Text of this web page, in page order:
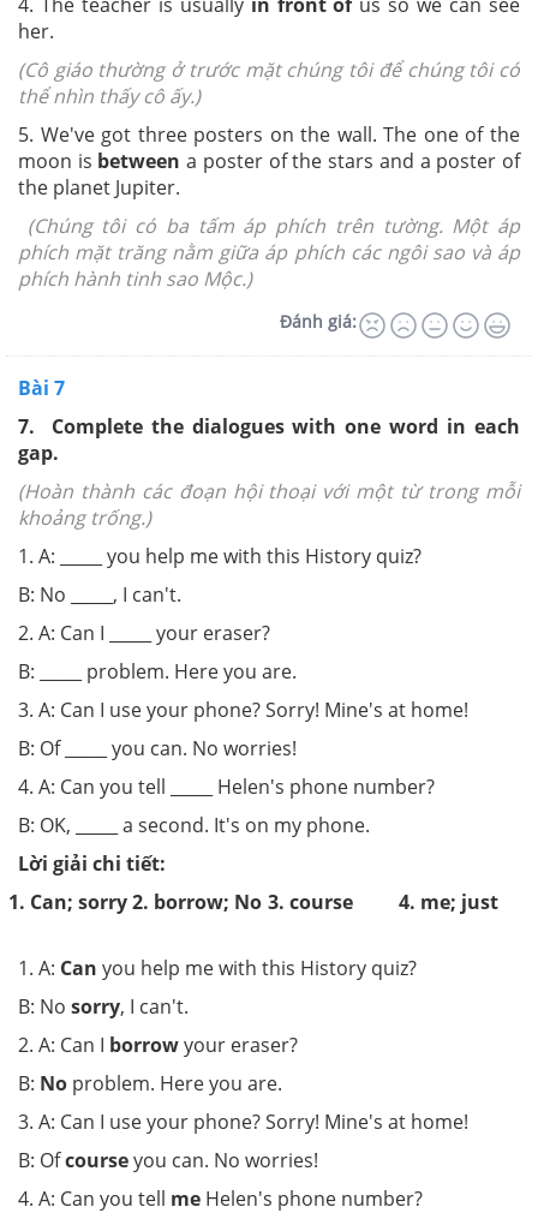
her.
(Cô giáo thường ở trước mặt chúng tôi để chúng tôi có
thể nhìn thấy cô ấy.)
5. We've got three posters on the wall. The one of the
moon is betweena poster of the stars and a poster of
the planet Jupiter.
(Chúng tôi có ba tấm áp phích trên tường. Một áp
phích mặt trăng nằm giữa áp phích các ngôi sao và áp
phích hành tinh sao Mộc.)
Đánh giá:
Bài 7
7.
Complete the dialogues with one word in each
gap.
(Hoàn thành các đoạn hội thoại với một từ trong mỗi
khoảng trống.)
1. A: _____ you help me with this History quiz?
B: No _____, I can't.
2. A: Can I _____ your eraser?
B: _____ problem. Here you are.
3. A: Can I use your phone? Sorry! Mine's at home!
B: Of _____ you can. No worries!
4. A: Can you tell _____ Helen's phone number?
B: OK, _____ a second. It's on my phone.
Lời giải chi tiết:
1. Can; sorry2. borrow; No 3. course 4. me; just
1. A: Can you help me with this History quiz?
B: No sorry, I can't.
2. A: Can I borrowyour eraser?
B: No problem. Here you are.
3. A: Can I use your phone? Sorry! Mine's at home!
B: Ofcourseyou can. No worries!
4. A: Can you tell me Helen's phone number?